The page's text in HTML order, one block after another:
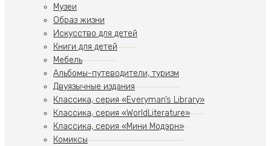
Музеи
Образ жизни
Искусство для детей
Книги для детей
Мебель
Альбомы-путеводители, туризм
Двуязычные издания
Классика, серия «Everyman’s Library»
Классика, серия «WorldLiterature»
Классика, серия «Мини Модэрн»
Комиксы